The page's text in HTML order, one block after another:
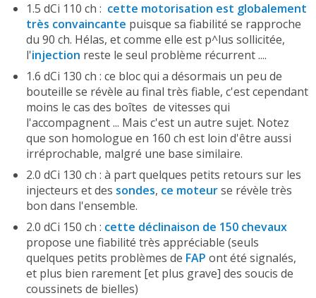
1.5 dCi 110 ch : cette motorisation est globalement
très convaincante puisque sa fiabilité se rapproche
du 90 ch. Hélas, et comme elle est p^lus sollicitée,
l'injection reste le seul problème récurrent ....
1.6 dCi 130 ch : ce bloc qui a désormais un peu de
bouteille se révèle au final très fiable, c'est cependant
moins le cas des boîtes de vitesses qui
l'accompagnent ... Mais c'est un autre sujet. Notez
que son homologue en 160 ch est loin d'être aussi
irréprochable, malgré une base similaire.
2.0 dCi 130 ch : à part quelques petits retours sur les
injecteurs et des sondes, ce moteurse révèle très
bon dans l'ensemble.
2.0 dCi 150 ch : cette déclinaison de 150 chevaux
propose une fiabilité très appréciable (seuls
quelques petits problèmes de FAP ont été signalés,
et plus bien rarement [et plus grave] des soucis de
coussinets de bielles)